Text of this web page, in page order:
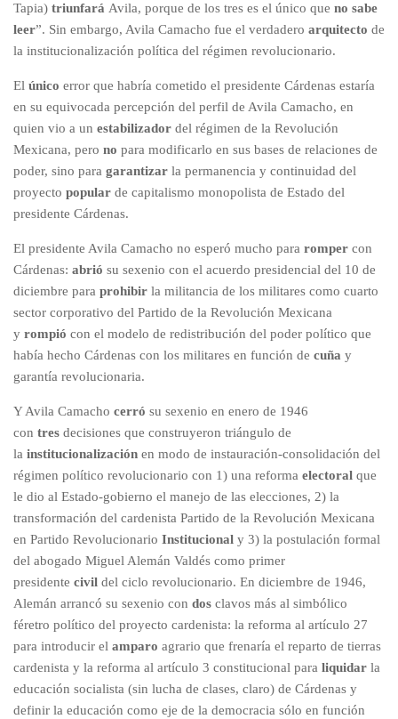
Tapia) triunfará Avila, porque de los tres es el único que no sabe
leer”. Sin embargo, Avila Camacho fue el verdadero arquitecto de
la institucionalización política del régimen revolucionario.
El único error que habría cometido el presidente Cárdenas estaría
en su equivocada percepción del perfil de Avila Camacho, en
quien vio a un estabilizador del régimen de la Revolución
Mexicana, pero no para modificarlo en sus bases de relaciones de
poder, sino para garantizar la permanencia y continuidad del
proyecto popular de capitalismo monopolista de Estado del
presidente Cárdenas.
El presidente Avila Camacho no esperó mucho para romper con
Cárdenas: abrió su sexenio con el acuerdo presidencial del 10 de
diciembre para prohibir la militancia de los militares como cuarto
sector corporativo del Partido de la Revolución Mexicana
y rompió con el modelo de redistribución del poder político que
había hecho Cárdenas con los militares en función de cuña y
garantía revolucionaria.
Y Avila Camacho cerró su sexenio en enero de 1946
con tres decisiones que construyeron triángulo de
la institucionalización en modo de instauración-consolidación del
régimen político revolucionario con 1) una reforma electoral que
le dio al Estado-gobierno el manejo de las elecciones, 2) la
transformación del cardenista Partido de la Revolución Mexicana
en Partido Revolucionario Institucional y 3) la postulación formal
del abogado Miguel Alemán Valdés como primer
presidente civil del ciclo revolucionario. En diciembre de 1946,
Alemán arrancó su sexenio con dos clavos más al simbólico
féretro político del proyecto cardenista: la reforma al artículo 27
para introducir el amparo agrario que frenaría el reparto de tierras
cardenista y la reforma al artículo 3 constitucional para liquidar la
educación socialista (sin lucha de clases, claro) de Cárdenas y
definir la educación como eje de la democracia sólo en función